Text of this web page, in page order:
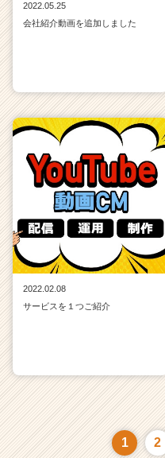
2022.05.25
会社紹介動画を追加しました
2022.02.08
サービスを１つご紹介
1 2